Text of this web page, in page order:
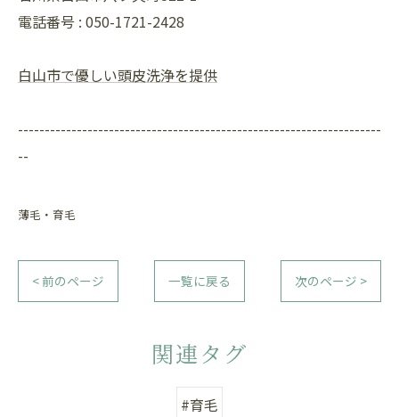
電話番号 : 050-1721-2428
白山市で優しい頭皮洗浄を提供
--------------------------------------------------------------------
--
薄毛・育毛
< 前のページ 一覧に戻る 次のページ >
関連タグ
#育毛